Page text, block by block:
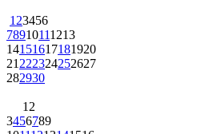
1 23456
78910111213
14151617181920
21 222324252627
282930
1 2
3456789